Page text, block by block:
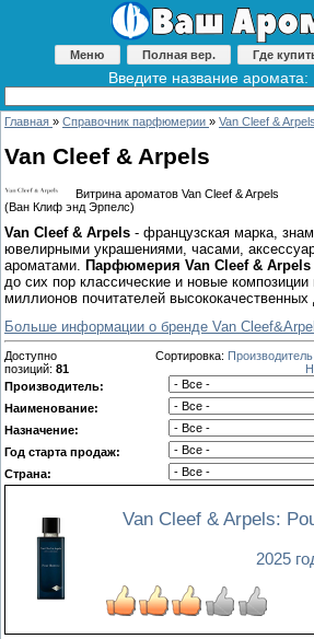
Меню Полная вер. Где
Введите название аромата:
Главная » Справочник парфюмерии » Van Cleef & Arpels
Van Cleef & Arpels
Витрина ароматов Van Cleef & Arpels
(Ван Клиф энд Эрпелс)
Van Cleef & Arpels - французская марка,
ювелирными украшениями, часами,
ароматами. Парфюмерия Van Cleef & Arpels
до сих пор классические и новые
миллионов почитателей
Больше информации о бренде Van
Доступно
позиций: 81
Сортировка: Производитель
Производитель:
Наименование:
Назначение:
Год старта продаж:
Страна:
Van Cleef & Arpels:
2025